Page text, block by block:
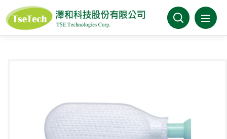
澤和科技有限公司
產品介紹
產業分類